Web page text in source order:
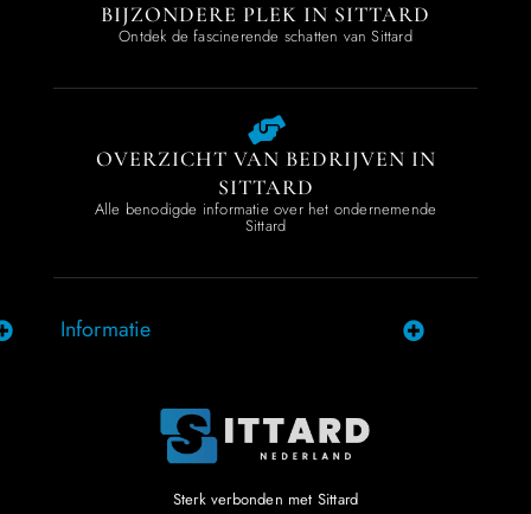
BIJZONDERE PLEK IN SITTARD
Ontdek de fascinerende schatten van Sittard
OVERZICHT VAN BEDRIJVEN IN
SITTARD
Alle benodigde informatie over het ondernemende
Sittard
Informatie
Sterk verbonden met Sittard